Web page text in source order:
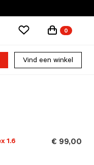
0
Vind een winkel
1.6 € 99,00